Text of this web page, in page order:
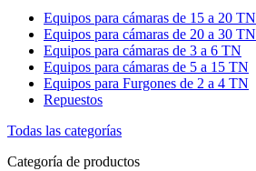
Equipos para cámaras de 15 a 20 TN
Equipos para cámaras de 20 a 30 TN
Equipos para cámaras de 3 a 6 TN
Equipos para cámaras de 5 a 15 TN
Equipos para Furgones de 2 a 4 TN
Repuestos
Todas las categorías
Categoría de productos